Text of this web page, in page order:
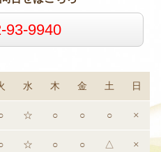
93-9940
水 木 金 土 日
☆ ○ ○ ○ ×
☆ ○ ○ △ ×